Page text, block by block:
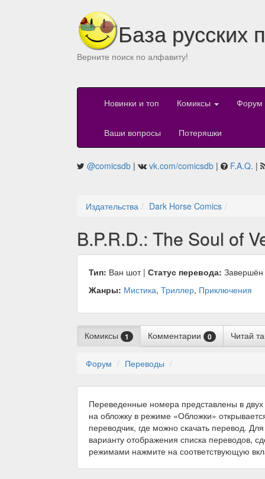
База русских
Верните поиск по алфавиту!
Новинки и топ Комиксы Форум
Ваши вопросы Потеряшки
@comicsdb | vk.com/comicsdb | F.A.Q. |
Издательства Dark Horse Comics
B.P.R.D.: The Soul of
Тип: Ван шот | Статус перевода:
Жанры: Мистика, Триллер, Приключения
Комиксы 1 Комментарии 0 Читай
Форум Переводы
Переведенные номера представлены в
на обложку в режиме «Обложки»
переводчик, где можно скачать перевод.
варианту отображения списка переводов,
режимами нажмите на соответствующую